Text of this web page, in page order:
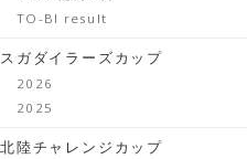
TO-BI result
スガダイラーズカップ
2026
2025
北陸チャレンジカップ